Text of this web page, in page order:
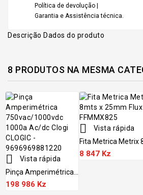
Política de devolução |
Garantia e Assistência técnica.
Descrição Dados do produto
8 PRODUTOS NA MESMA

Vista rápida
Pinça Amperimétrica...
198 986 Kz

Vista rápida
Fita Metrica Metrix
8 847 Kz